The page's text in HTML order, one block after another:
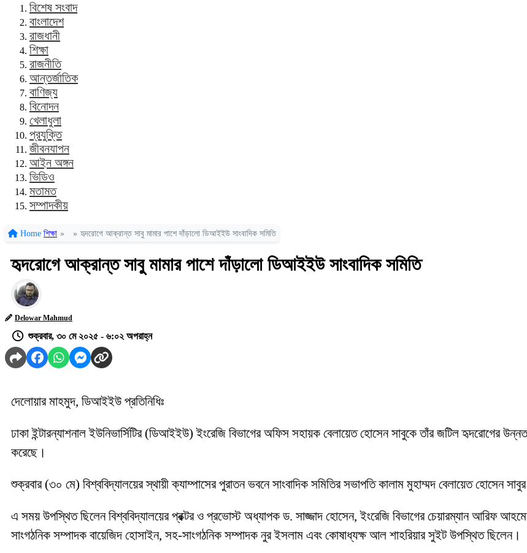
বিশেষ সংবাদ
বাংলাদেশ
রাজধানী
শিক্ষা
রাজনীতি
আন্তর্জাতিক
বাণিজ্য
বিনোদন
খেলাধুলা
প্রযুক্তি
জীবনযাপন
আইন অঙ্গন
ভিডিও
মতামত
সম্পাদকীয়
Home শিক্ষা » » হৃদরোগে আক্রান্ত সাবু মামার পাশে দাঁড়ালো ডিআইইউ সাংবাদিক সমিতি
হৃদরোগে আক্রান্ত সাবু মামার পাশে দাঁড়ালো ডিআইইউ সাংবাদিক সমিতি
Delowar Mahmud
শুক্রবার, ৩০ মে ২০২৫ - ৬:০২ অপরাহ্ন
দেলোয়ার মাহমুদ, ডিআইইউ প্রতিনিধিঃ
ঢাকা ইন্টারন্যাশনাল ইউনিভার্সিটির (ডিআইইউ) ইংরেজি বিভাগের অফিস সহায়ক বেলায়েত হোসেন সাবুকে তাঁর জটিল হৃদরোগের উন্নত
করেছে।
শুক্রবার (৩০ মে) বিশ্ববিদ্যালয়ের স্থায়ী ক্যাম্পাসের পুরাতন ভবনে সাংবাদিক সমিতির সভাপতি কালাম মুহাম্মদ বেলায়েত হোসেন
এ সময় উপস্থিত ছিলেন বিশ্ববিদ্যালয়ের প্রক্টর ও প্রভোস্ট অধ্যাপক ড. সাজ্জাদ হোসেন, ইংরেজি বিভাগের চেয়ারম্যান আরিফ
সাংগঠনিক সম্পাদক বায়েজিদ হোসাইন, সহ-সাংগঠনিক সম্পাদক নুর ইসলাম এবং কোষাধ্যক্ষ আল শাহরিয়ার সুইট উপস্থিত ছিলেন।